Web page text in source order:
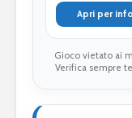
Apri per
Gioco vietato ai
Verifica sempre